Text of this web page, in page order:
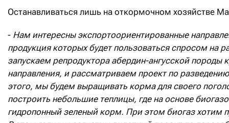
Останавливаться лишь на откормочном хозяйстве
- Нам интересны экспортоориентированные
продукция которых будет пользоваться спросом на
запускаем репродуктора абердин-ангусской породы
направления, и рассматриваем проект по
этого, мы будем выращивать корма для своего
построить небольшие теплицы, где на основе
гидропонный зеленый корм. При этом биогаз хотим